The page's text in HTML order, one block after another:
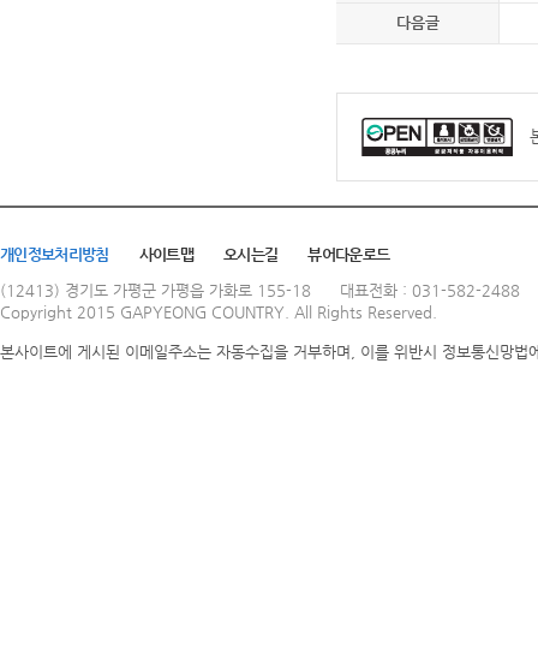
다음글
개인정보처리방침 사이트맵 오시는길
뷰어다운로드
(12413) 경기도 가평군 가평읍 가화로 155-18
대표전화 : 031-582-2488
Copyright 2015 GAPYEONG COUNTRY. All Rights Reserved.
본사이트에 게시된 이메일주소는 자동수집을 거부하며, 이를 위반시 정보통신망법